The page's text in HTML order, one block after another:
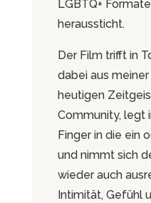
LGBTQ+
heraussticht.
Der Film trifft in
dabei aus
heutigen
Community, legt
Finger in die ein
und nimmt sich
wieder auch
Intimität, Gefühl